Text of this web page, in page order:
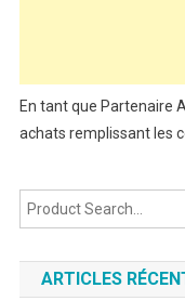
En tant que Partenaire
achats remplissant les
ARTICLES